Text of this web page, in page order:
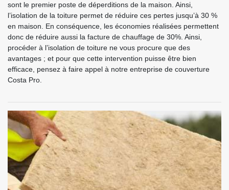
sont le premier poste de déperditions de la maison. Ainsi,
l’isolation de la toiture permet de réduire ces pertes jusqu’à 30 %
en maison. En conséquence, les économies réalisées permettent
donc de réduire aussi la facture de chauffage de 30%. Ainsi,
procéder à l’isolation de toiture ne vous procure que des
avantages ; et pour que cette intervention puisse être bien
efficace, pensez à faire appel à notre entreprise de couverture
Costa Pro.